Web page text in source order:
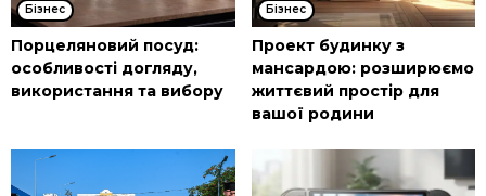
Бізнес
Порцеляновий посуд:
особливості догляду,
використання та вибору
Бізнес
Проект будинку з
мансардою: розширюємо
життєвий простір для
вашої родини